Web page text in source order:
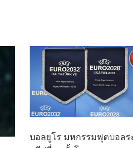
บอลยูโร มหกรรมฟุตบอลร